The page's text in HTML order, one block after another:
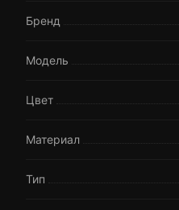
Бренд
Модель
Цвет
Материал
Тип